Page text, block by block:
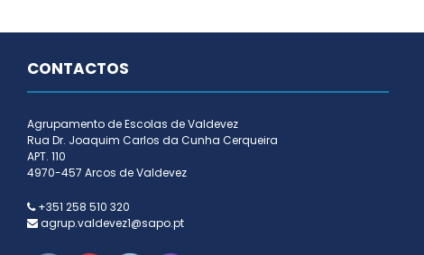
CONTACTOS
Agrupamento de Escolas de Valdevez
Rua Dr. Joaquim Carlos da Cunha Cerqueira
APT. 110
4970-457 Arcos de Valdevez
+351 258 510 320
agrup.valdevez1@sapo.pt